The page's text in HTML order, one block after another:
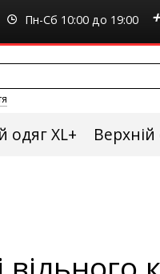
Пн-Сб 10:00 до 19:00
одяг XL+